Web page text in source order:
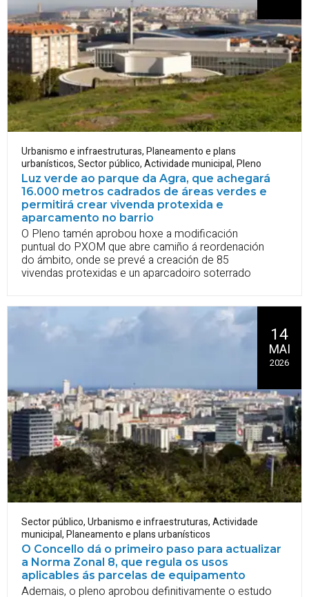
Urbanismo e infraestruturas,Planeamento e plans
urbanísticos,Sector público,Actividade municipal,Pleno
Luz verde ao parque da Agra, que achegará
16.000 metros cadrados de áreas verdes e
permitirá crear vivenda protexida e
aparcamento no barrio
O Pleno tamén aprobou hoxe a modificación
puntual do PXOM que abre camiño á reordenación
do ámbito, onde se prevé a creación de 85
vivendas protexidas e un aparcadoiro soterrado
Sector público,Urbanismo e infraestruturas,Actividade
municipal,Planeamento e plans urbanísticos
O Concello dá o primeiro paso para actualizar
a Norma Zonal 8, que regula os usos
aplicables ás parcelas de equipamento
14
MAI
2026
Ademais, o pleno aprobou definitivamente o estudo